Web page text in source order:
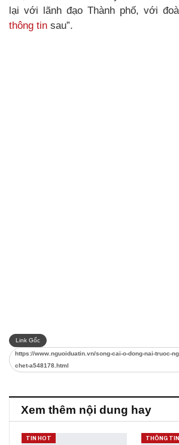
lại với lãnh đạo Thành phố, với
thông tin sau”.
Link Gốc
https://www.nguoiduatin.vn/song-cai-o-dong-nai-truoc-
chet-a548178.html
Xem thêm nội dung hay
TIN HOT THÔNG TIN